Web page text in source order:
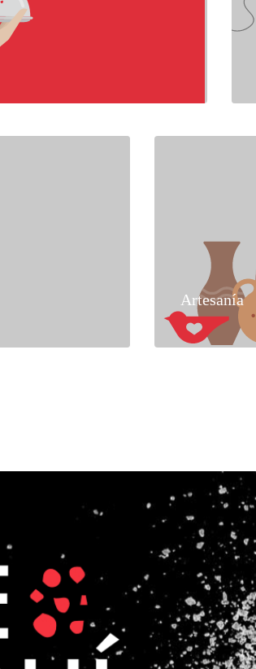
Artesanía